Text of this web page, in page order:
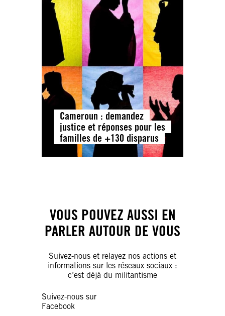
Cameroun : demandez
justice et réponses pour les
familles de +130 disparus
VOUS POUVEZ AUSSI EN
PARLER AUTOUR DE VOUS
Suivez-nous et relayez nos actions et
informations sur les réseaux sociaux :
c’est déjà du militantisme
Suivez-nous sur
Facebook